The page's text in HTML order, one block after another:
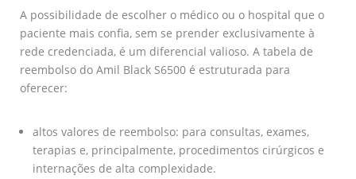
A possibilidade de escolher o médico ou o hospital que o
paciente mais confia, sem se prender exclusivamente à
rede credenciada, é um diferencial valioso. A tabela de
reembolso do Amil Black S6500 é estruturada para
oferecer:
altos valores de reembolso: para consultas, exames,
terapias e, principalmente, procedimentos cirúrgicos e
internações de alta complexidade.